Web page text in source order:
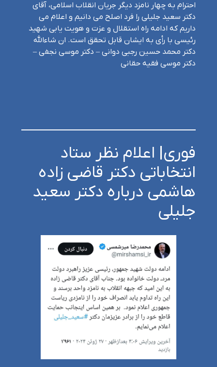
احترام به چهار نامزد دیگر جریان انقلاب اسلامی، آقای
دکتر سعید جلیلی را فرد اصلح می دانیم و اعلام می
داریم که ادامه راه استقلال و عزت و هویت یابی شهید
رئیسی با رأی به ایشان قابل تحقق است. ان شاءالله
دکتر محمد حسین رجبی دوانی – دکتر موسی نجفی –
دکتر موسی فقیه حقانی
فوری| اعلام نظر ستاد
انتخاباتی دکتر قاضی زاده
هاشمی درباره دکتر سعید
جلیلی